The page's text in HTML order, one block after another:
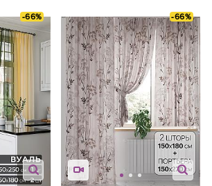
-66% -66%